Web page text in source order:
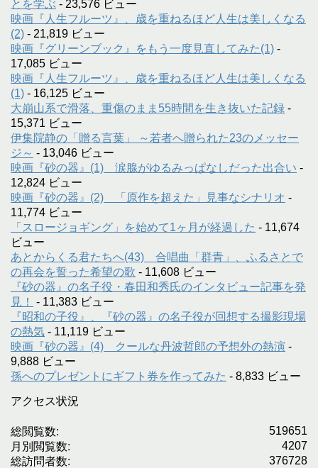
とを学ぶ - 23,576 ビュー
映画『人生フルーツ』、歳を重ねるほど人生は美しくなる
(2) - 21,819 ビュー
映画『グリーンブック』をもう一度見直してみた(1) -
17,085 ビュー
映画『人生フルーツ』、歳を重ねるほど人生は美しくなる
(1) - 16,125 ビュー
大崩山系で滑落、重傷のまま55時間を生き抜いた記録 -
15,371 ビュー
伊集院静の「贈る言葉」 ～若者へ贈られた23のメッセー
ジ～ - 13,046 ビュー
映画『砂の器』(1) 涙腺がゆるみっぱなしだった出合い -
12,824 ビュー
映画『砂の器』(2) 「原作を超えた」見事なシナリオ -
11,774 ビュー
「スロージョギング」を始めて1ヶ月が経過した - 11,674
ビュー
あとからくる君たちへ(43) 合唱曲「群青」、ふるさとで
の再会を誓った希望の歌 - 11,608 ビュー
『砂の器』の名子役・春田和秀氏のインタビュー記事を発
見！
- 11,383 ビュー
『昭和の子役』、『砂の器』の名子役が回想する撮影現場
の熱気 - 11,119 ビュー
映画『砂の器』(4) クールな丹波哲郎の予想外の熱演 -
9,888 ビュー
孫へのプレゼントにギフト券を作ってみた - 8,833 ビュー
アクセス状況
519651
総閲覧数:
4207
月別閲覧数:
376728
総訪問者数: